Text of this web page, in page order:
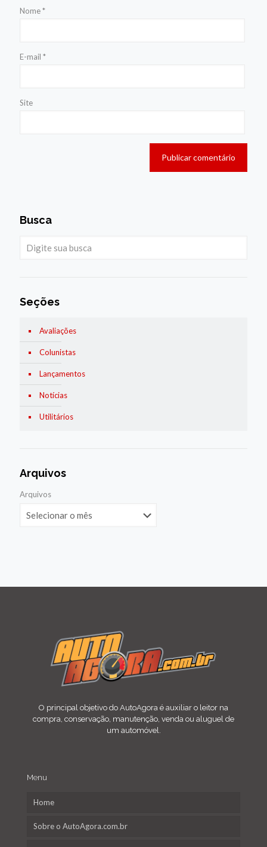
Nome*
E-mail *
Site
Busca
Seções
Avaliações
Colunistas
Lançamentos
Notícias
Utilitários
Arquivos
Arquivos
O principal objetivo do AutoAgora é auxiliar o leitor na
compra, conservação, manutenção, venda ou aluguel de
um automóvel.
Menu
Home
Sobre o AutoAgora.com.br